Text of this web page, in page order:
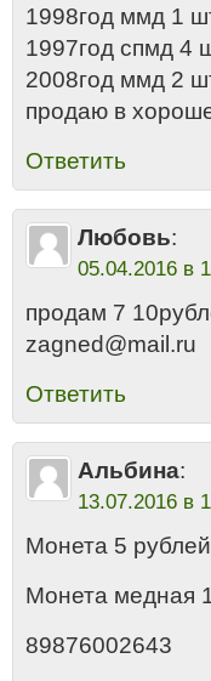
1998год ммд 1
1997год спмд 4
2008год ммд 2
продаю в
Ответить
Любовь:
05.04.2016 в
продам 7
zagned@mail.ru
Ответить
Альбина:
13.07.2016 в
Монета 5
Монета медная
89876002643